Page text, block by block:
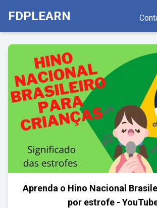
FDPLEARN
Aprenda o Hino Nacional
por estrofe -